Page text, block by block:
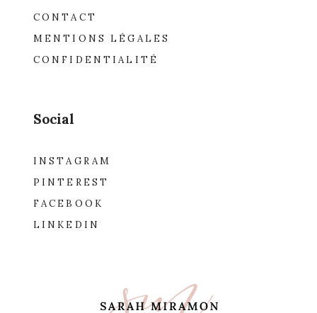
Social
INSTAGRAM
PINTEREST
FACEBOOK
LINKEDIN
CONTACT
MENTIONS LÉGALES
CONFIDENTIALITÉ